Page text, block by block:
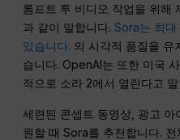
롬프트 투 비디오 작업을 위해
과 같이 말합니다.Sora는 최대
있습니다. 의 시각적 품질을 유
습니다. OpenAI는 또한 미국
적으로 소라 2에서 열린다고
세련된 콘셉트 동영상, 광고
원할 때 Sora를 추천합니다.